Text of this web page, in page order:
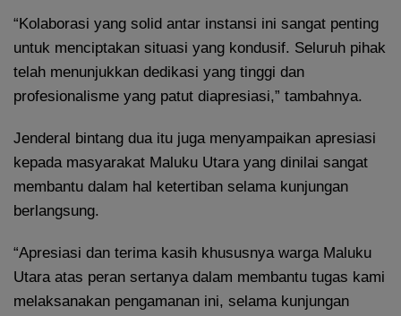
“Kolaborasi yang solid antar instansi ini sangat penting
untuk menciptakan situasi yang kondusif. Seluruh pihak
telah menunjukkan dedikasi yang tinggi dan
profesionalisme yang patut diapresiasi,” tambahnya.
Jenderal bintang dua itu juga menyampaikan apresiasi
kepada masyarakat Maluku Utara yang dinilai sangat
membantu dalam hal ketertiban selama kunjungan
berlangsung.
“Apresiasi dan terima kasih khususnya warga Maluku
Utara atas peran sertanya dalam membantu tugas kami
melaksanakan pengamanan ini, selama kunjungan